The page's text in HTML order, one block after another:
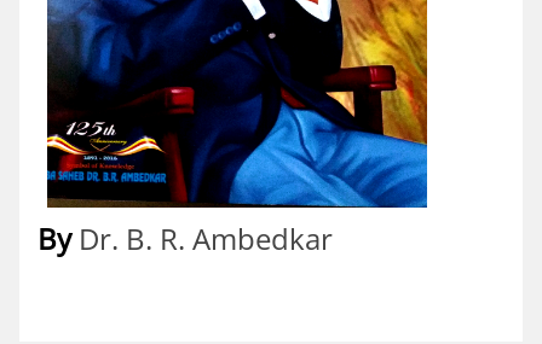
By Dr. B. R. Ambedkar